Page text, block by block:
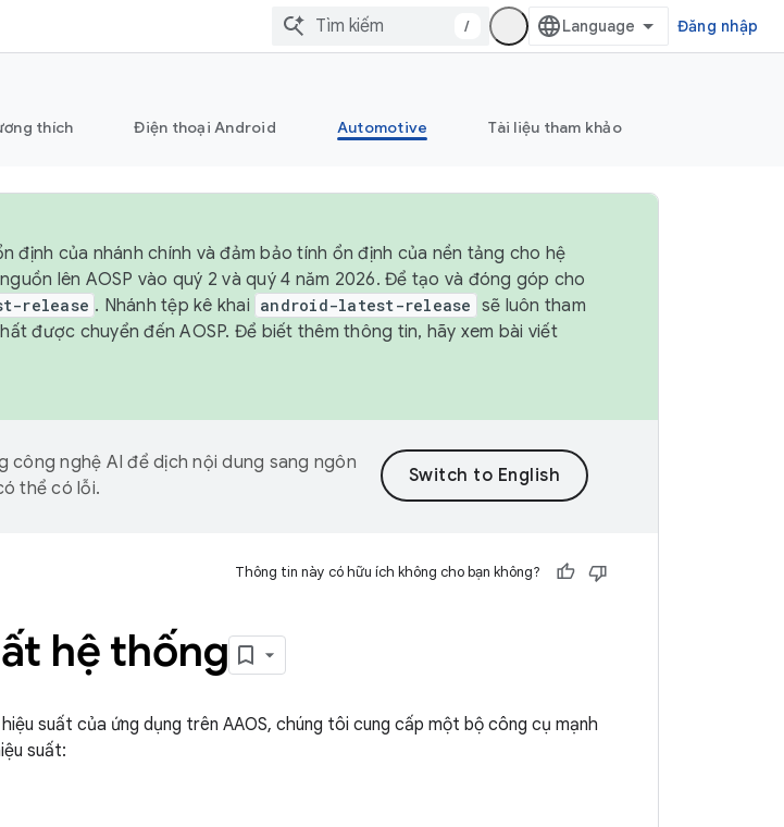
/ Đăng nhập
thích Điện thoại Android Automotive Tài liệu tham khảo
định của nhánh chính và đảm bảo tính ổn định của nền tảng cho hệ
lên AOSP vào quý 2 và quý 4 năm 2026. Để tạo và đóng góp cho
release . Nhánh tệp kê khai android-latest-release sẽ luôn tham
được chuyển đến AOSP. Để biết thêm thông tin, hãy xem bài viết
công nghệ AI để dịch nội dung sang ngôn
thể có lỗi.
Thông tin này có hữu ích không cho bạn không?
hệ thống
suất của ứng dụng trên AAOS, chúng tôi cung cấp một bộ công cụ mạnh
suất: